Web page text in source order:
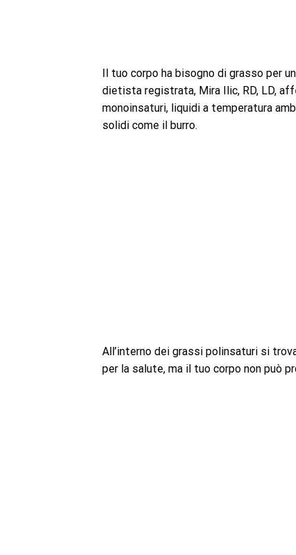
Il tuo corpo ha bisogno di grasso per
dietista registrata, Mira Ilic, RD, LD,
monoinsaturi, liquidi a temperatura
solidi come il burro.
All’interno dei grassi polinsaturi si
per la salute, ma il tuo corpo non può